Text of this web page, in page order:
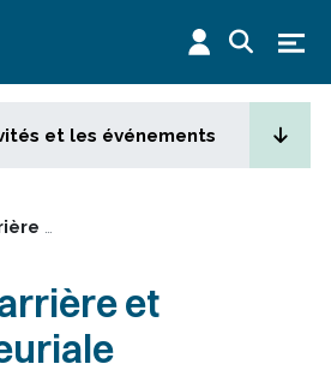
et les événements
Semaine carrière et entrepreneuriale
et